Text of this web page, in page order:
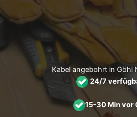
Inhalt
Kabel angebohrt in Göhl
24/7
15-30 Min vor